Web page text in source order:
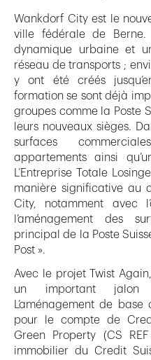
Wankdorf City est le
ville fédérale de
dynamique urbaine et
réseau de transports ;
y ont été créés
formation se sont déjà
groupes comme la Poste
leurs nouveaux sièges.
surfaces
appartements ainsi
L’Entreprise Totale
manière significative au
City, notamment avec
l’aménagement des
principal de la Poste
Post ».
Avec le projet Twist
un important
L’aménagement de
pour le compte de
Green Property (CS
immobilier du Credit